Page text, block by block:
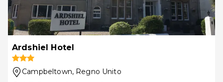
Ardshiel Hotel
Campbeltown, Regno Unito